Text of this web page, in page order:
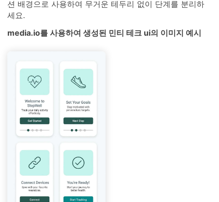
션 배경으로 사용하여 무거운 테두리 없이 단계를 분리하
세요.
media.io를 사용하여 생성된 민티 테크 ui의 이미지 예시